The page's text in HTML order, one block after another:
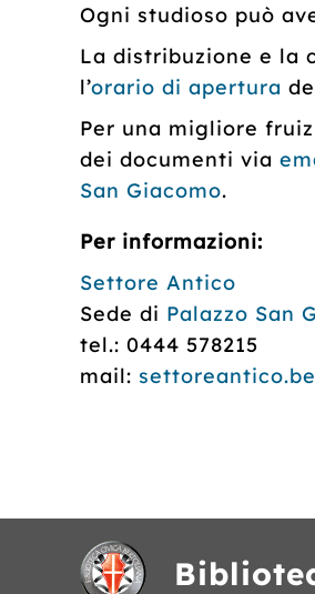
Ogni studioso può
La distribuzione e la
l’orario di apertura
Per una migliore
dei documenti via
San Giacomo.
Per informazioni:
Settore Antico
Sede di Palazzo San
tel.: 0444 578215
mail: